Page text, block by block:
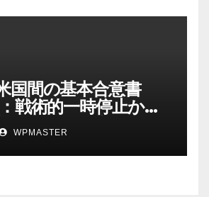
国間の基本合意書
戦術的一時停止か、
たな地域秩序の始ま
2
WPMASTER